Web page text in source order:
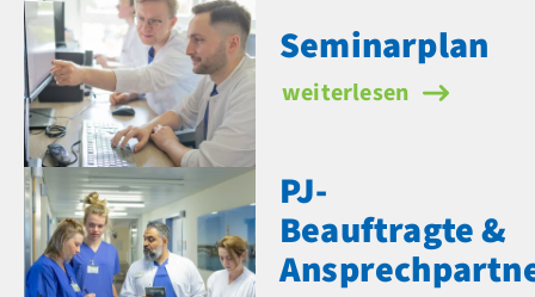
Seminarplan
Seminarplan
weiterlesen
PJ-
Beauftragte &